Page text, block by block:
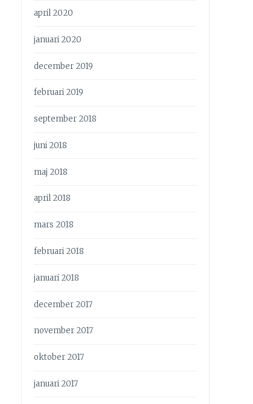
april 2020
januari 2020
december 2019
februari 2019
september 2018
juni 2018
maj 2018
april 2018
mars 2018
februari 2018
januari 2018
december 2017
november 2017
oktober 2017
januari 2017